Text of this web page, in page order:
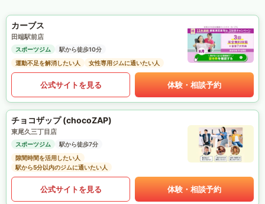
カーブス
田端駅前店
スポーツジム
駅から徒歩10分
運動不足を解消したい人
女性専用ジムに通いたい人
公式サイトを見る 体験・相談予約
チョコザップ (chocoZAP)
東尾久三丁目店
スポーツジム
駅から徒歩7分
隙間時間を活用したい人
駅から5分以内のジムに通いたい人
公式サイトを見る 体験・相談予約